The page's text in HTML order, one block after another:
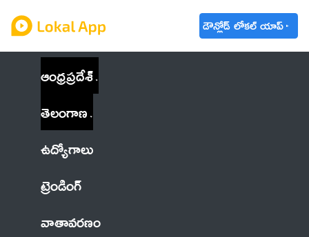
డౌన్లోడ్ లోకల్ యాప్
ఆంధ్రప్రదేశ్
తెలంగాణ
ఉద్యోగాలు
ట్రెండింగ్
వాతావరణం